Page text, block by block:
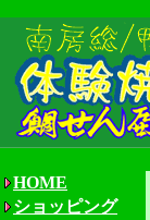
HOME
ショッピング